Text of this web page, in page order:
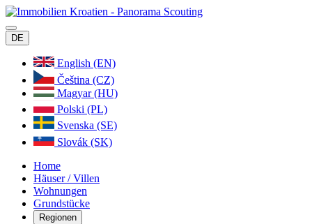
DE
English (EN)
Čeština (CZ)
Magyar (HU)
Polski (PL)
Svenska (SE)
Slovák (SK)
Home
Häuser / Villen
Wohnungen
Grundstücke
Regionen